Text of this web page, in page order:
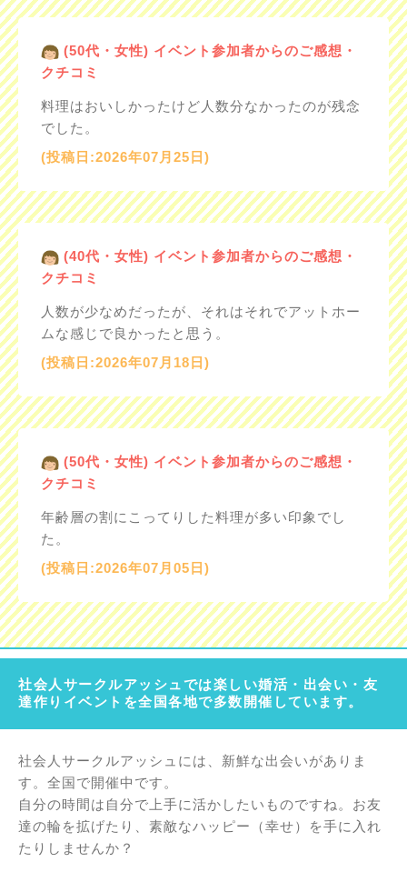
(50代・女性) イベント参加者からのご感想・
クチコミ
料理はおいしかったけど人数分なかったのが残念
でした。
(投稿日:2026年07月25日)
(40代・女性) イベント参加者からのご感想・
クチコミ
人数が少なめだったが、それはそれでアットホー
ムな感じで良かったと思う。
(投稿日:2026年07月18日)
(50代・女性) イベント参加者からのご感想・
クチコミ
年齢層の割にこってりした料理が多い印象でし
た。
(投稿日:2026年07月05日)
社会人サークルアッシュでは楽しい婚活・出会い・友
達作りイベントを全国各地で多数開催しています。
社会人サークルアッシュには、新鮮な出会いがありま
す。全国で開催中です。
自分の時間は自分で上手に活かしたいものですね。お友
達の輪を拡げたり、素敵なハッピー（幸せ）を手に入れ
たりしませんか？